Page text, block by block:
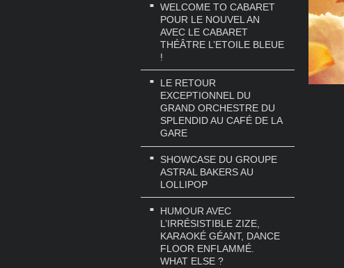
WELCOME TO CABARET
POUR LE NOUVEL AN
AVEC LE CABARET
THÉÂTRE L’ETOILE BLEUE
!
LE RETOUR
EXCEPTIONNEL DU
GRAND ORCHESTRE DU
SPLENDID AU CAFÉ DE LA
GARE
SHOWCASE DU GROUPE
ASTRAL BAKERS AU
LOLLIPOP
HUMOUR AVEC
L’IRRÉSISTIBLE ZIZE,
KARAOKÉ GÉANT, DANCE
FLOOR ENFLAMMÉ.
WHAT ELSE ?